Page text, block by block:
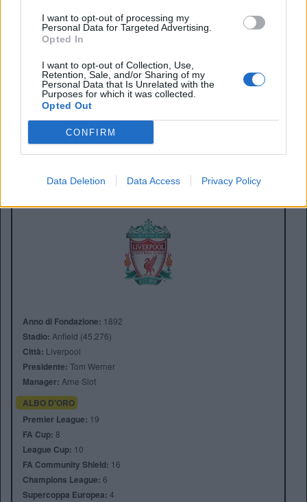
I want to opt-out of processing my
Personal Data for Targeted Advertising.
Opted In
I want to opt-out of Collection, Use,
Retention, Sale, and/or Sharing of my
Personal Data that Is Unrelated with the
Purposes for which it was collected.
Opted Out
CONFIRM
Data Deletion Data Access Privacy Policy
Hart LanedalBorussia Dortmund per 2-1) all’Europa
League, edizione 2015/16, ilLiverpool
rimane dunque
l’unica superstite britannica nelle due competizioni
internazionali, unica portabandiera del proprio paese. A
testa alta, per dimostrare che laPremier League
ancora qualcosa da dire.
SIMONE TORRICINI
Anno di Fondazione: 1892
Stadio: Anfield (45.276)
Città: Liverpool
Presidente: Tom Werner
Manager: Arne Slot
ALBO D'ORO
Premier League: 19
FA Cup: 8
League Cup: 10
FA Community Shield: 16
Champions League: 6
Supercoppa Europea: 4